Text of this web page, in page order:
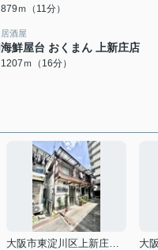
879ｍ（11分）
居酒屋
海鮮屋台 おくまん 上新庄店
1207ｍ（16分）
大阪市東淀川区上新庄３丁目